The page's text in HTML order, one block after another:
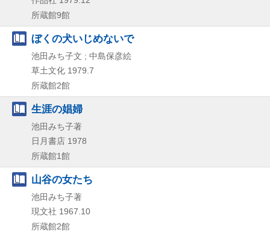
所蔵館9館
ぼくの犬いじめないで
池田みち子文 ; 中島保彦絵
草土文化 1979.7
所蔵館2館
生涯の娼婦
池田みち子著
日月書店 1978
所蔵館1館
山谷の女たち
池田みち子著
現文社 1967.10
所蔵館2館